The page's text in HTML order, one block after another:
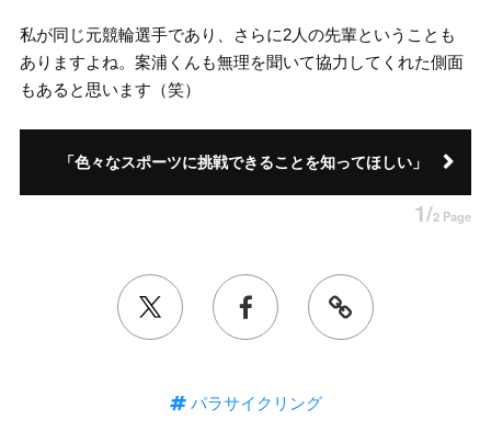
私が同じ元競輪選手であり、さらに2人の先輩ということも
ありますよね。案浦くんも無理を聞いて協力してくれた側面
もあると思います（笑）
「色々なスポーツに挑戦できることを知ってほしい」
1/2 Page
パラサイクリング